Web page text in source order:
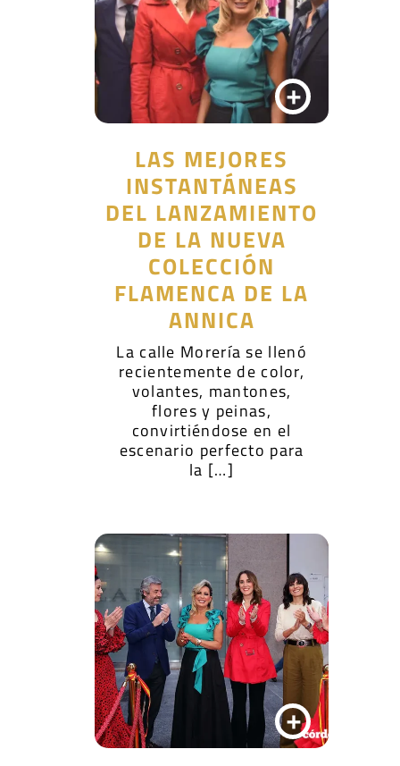
+
LAS MEJORES
INSTANTÁNEAS
DEL LANZAMIENTO
DE LA NUEVA
COLECCIÓN
FLAMENCA DE LA
ANNICA
La calle Morería se llenó
recientemente de color,
volantes, mantones,
flores y peinas,
convirtiéndose en el
escenario perfecto para
la […]
+